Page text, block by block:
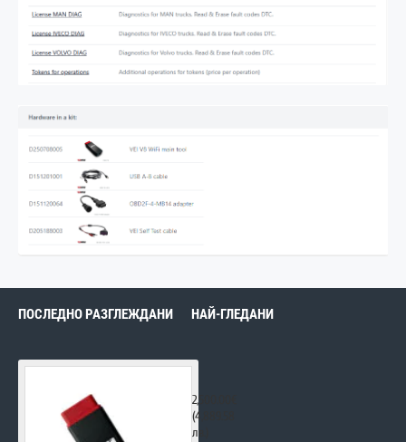
ПОСЛЕДНО РАЗГЛЕЖДАНИ НАЙ-ГЛЕДАНИ
2,500.00€
(4,889.58
лв.)